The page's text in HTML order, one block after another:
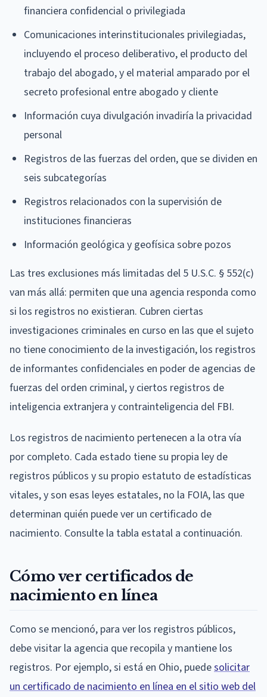
financiera confidencial o privilegiada
Comunicaciones interinstitucionales privilegiadas,
incluyendo el proceso deliberativo, el producto del
trabajo del abogado, y el material amparado por el
secreto profesional entre abogado y cliente
Información cuya divulgación invadiría la privacidad
personal
Registros de las fuerzas del orden, que se dividen en
seis subcategorías
Registros relacionados con la supervisión de
instituciones financieras
Información geológica y geofísica sobre pozos
Las tres exclusiones más limitadas del 5 U.S.C. § 552(c)
van más allá: permiten que una agencia responda como
si los registros no existieran. Cubren ciertas
investigaciones criminales en curso en las que el sujeto
no tiene conocimiento de la investigación, los registros
de informantes confidenciales en poder de agencias de
fuerzas del orden criminal, y ciertos registros de
inteligencia extranjera y contrainteligencia del FBI.
Los registros de nacimiento pertenecen a la otra vía
por completo. Cada estado tiene su propia ley de
registros públicos y su propio estatuto de estadísticas
vitales, y son esas leyes estatales, no la FOIA, las que
determinan quién puede ver un certificado de
nacimiento. Consulte la tabla estatal a continuación.
Cómo ver certificados de
nacimiento en línea
Como se mencionó, para ver los registros públicos,
debe visitar la agencia que recopila y mantiene los
registros. Por ejemplo, si está en Ohio, puedesolicitar
un certificado de nacimiento en línea en el sitio web del